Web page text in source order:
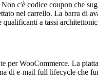
c'è codice coupon che
nel carrello. La barra di
qualificanti a tassi
WooCommerce. La
di e-mail full lifecycle che